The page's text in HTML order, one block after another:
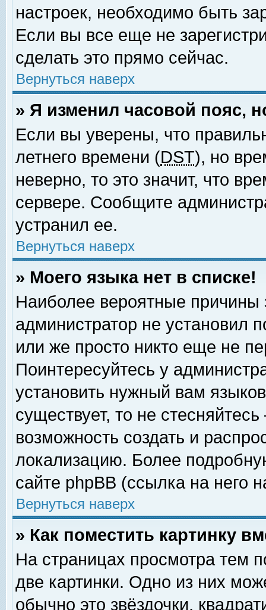
настроек, необходимо быть
Если вы все еще не
сделать это прямо сейчас.
Вернуться наверх
» Я изменил часовой пояс,
Если вы уверены, что
летнего времени (DST), но
неверно, то это значит, что
сервере. Сообщите
устранил ее.
Вернуться наверх
» Моего языка нет в списке!
Наиболее вероятные причины
администратор не установил
или же просто никто еще не
Поинтересуйтесь у
установить нужный вам
существует, то не
возможность создать и
локализацию. Более
сайте phpBB (ссылка на него
Вернуться наверх
» Как поместить картинку
На страницах просмотра тем
две картинки. Одно из них
обычно это звёздочки,